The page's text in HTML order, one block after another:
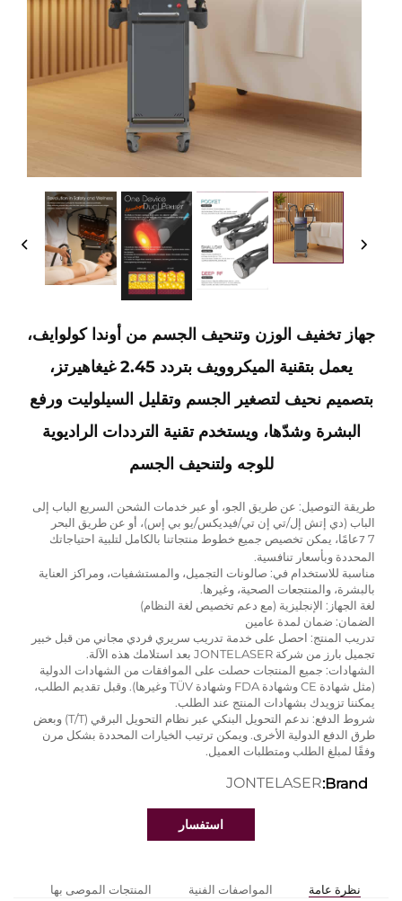
جهاز تخفيف الوزن وتنحيف الجسم من أوندا كولوايف،
يعمل بتقنية الميكروويف بتردد 2.45 غيغاهيرتز،
بتصميم نحيف لتصغير الجسم وتقليل السيلوليت ورفع
البشرة وشدّها، ويستخدم تقنية الترددات الراديوية
للوجه ولتنحيف الجسم
طريقة التوصيل: عن طريق الجو، أو عبر خدمات الشحن السريع الباب إلى
الباب (دي إتش إل/تي إن تي/فيديكس/يو بي إس)، أو عن طريق البحر
7
7عامًا، يمكن تخصيص جميع خطوط منتجاتنا بالكامل لتلبية احتياجاتك
المحددة وبأسعار تنافسية.
مناسبة للاستخدام في: صالونات التجميل، والمستشفيات، ومراكز العناية
بالبشرة، والمنتجعات الصحية، وغيرها.
لغة الجهاز: الإنجليزية (مع دعم تخصيص لغة النظام)
الضمان: ضمان لمدة عامين
تدريب المنتج: احصل على خدمة تدريب سريري فردي مجاني من قبل خبير
تجميل بارز من شركة JONTELASER بعد استلامك هذه الآلة.
الشهادات: جميع المنتجات حصلت على الموافقات من الشهادات الدولية
(مثل شهادة CE وشهادة FDA وشهادة TÜV وغيرها). وقبل تقديم الطلب،
يمكننا تزويدك بشهادات المنتج عند الطلب.
شروط الدفع: ندعم التحويل البنكي عبر نظام التحويل البرقي (T/T) وبعض
طرق الدفع الدولية الأخرى. ويمكن ترتيب الخيارات المحددة بشكل مرن
وفقًا لمبلغ الطلب ومتطلبات العميل.
Brand:
JONTELASER
استفسار
نظرة عامة المواصفات الفنية المنتجات الموصى بها